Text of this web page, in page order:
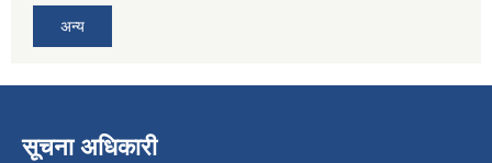
अन्य
सूचना अधिकारी